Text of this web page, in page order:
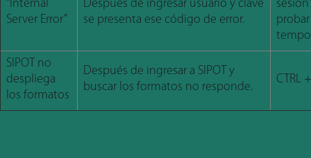
“Internal
Server Error”
Después de ingresar usuario y clave
se presenta ese código de error.
SIPOT no
despliega
los formatos
Después de ingresar a SIPOT y
buscar los formatos no responde.
CTRL